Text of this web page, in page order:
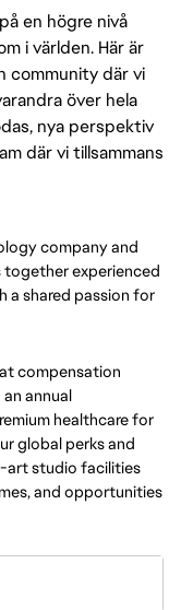
en högre nivå
i världen. Här är
community där vi
över hela
nya perspektiv
där vi tillsammans
company and
together experienced
a shared passion for
compensation
annual
healthcare for
global perks and
art studio facilities
and opportunities